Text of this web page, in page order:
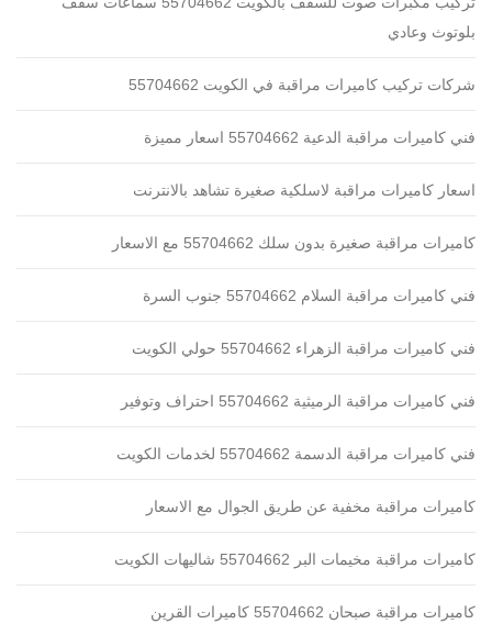
بلوتوث وعادي
شركات تركيب كاميرات مراقبة في الكويت 55704662
فني كاميرات مراقبة الدعية 55704662 اسعار مميزة
اسعار كاميرات مراقبة لاسلكية صغيرة تشاهد بالانترنت
كاميرات مراقبة صغيرة بدون سلك 55704662 مع الاسعار
فني كاميرات مراقبة السلام 55704662 جنوب السرة
فني كاميرات مراقبة الزهراء 55704662 حولي الكويت
فني كاميرات مراقبة الرميثية 55704662 احتراف وتوفير
فني كاميرات مراقبة الدسمة 55704662 لخدمات الكويت
كاميرات مراقبة مخفية عن طريق الجوال مع الاسعار
كاميرات مراقبة مخيمات البر 55704662 شاليهات الكويت
كاميرات مراقبة صبحان 55704662 كاميرات القرين